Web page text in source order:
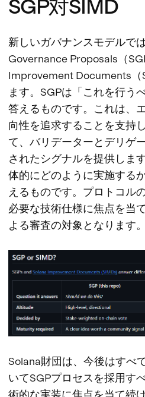
SGP対SIMD
新しいガバナンスモデルで
Governance Proposals（
Improvement Documents（
ます。SGPは「これを行う
答えるものです。これは、
向性を追求することを支持
て、バリデーターとデリゲ
されたシグナルを提供しま
体的にどのように実施する
えるものです。プロトコル
必要な技術仕様に焦点を当
よる審査の対象となります。
Solana財団は、今後はすべ
いてSGPプロセスを採用す
術的な実装に焦点を当て続